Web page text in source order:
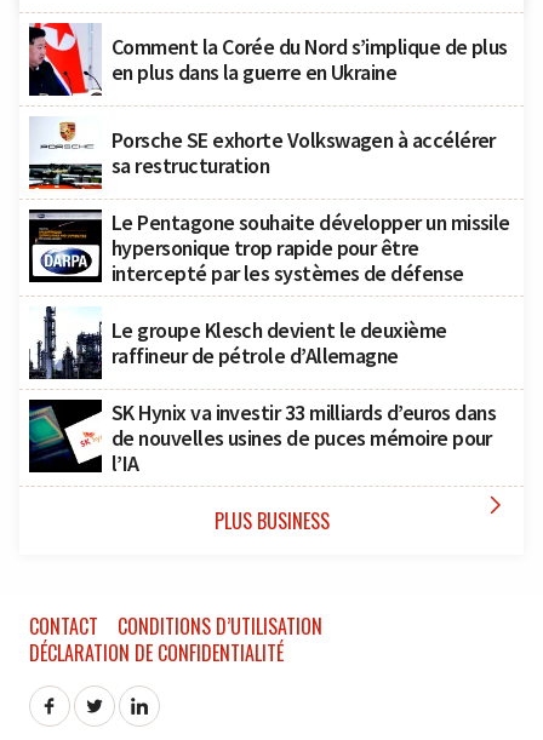
Comment la Corée du Nord s’implique de plus
en plus dans la guerre en Ukraine
Porsche SE exhorte Volkswagen à accélérer
sa restructuration
Le Pentagone souhaite développer un missile
hypersonique trop rapide pour être
intercepté par les systèmes de défense
Le groupe Klesch devient le deuxième
raffineur de pétrole d’Allemagne
SK Hynix va investir 33 milliards d’euros dans
de nouvelles usines de puces mémoire pour
l’IA
PLUS BUSINESS 
CONTACT
CONDITIONS D’UTILISATION
DÉCLARATION DE CONFIDENTIALITÉ